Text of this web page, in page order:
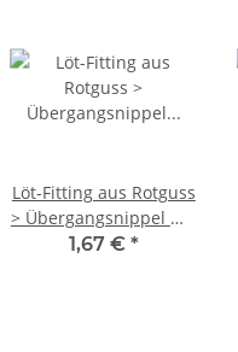
Löt-Fitting aus Rotguss
> Übergangsnippel mit
Außengewinde (i-AG)
1,67 € *